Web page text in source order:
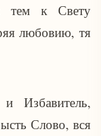
тем к Свету
любовию, тя
Избавитель,
Слово, вся